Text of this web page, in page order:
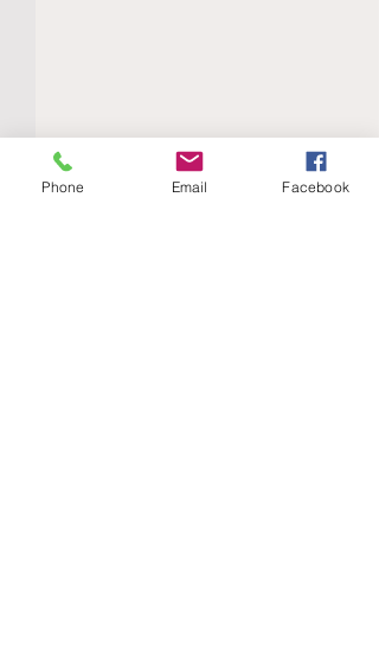
Phone Email Facebook